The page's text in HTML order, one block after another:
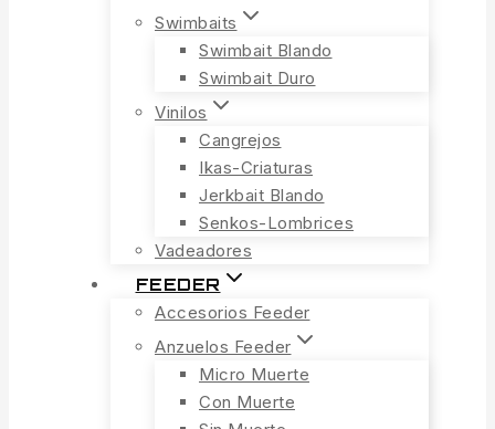
Swimbaits
Swimbait Blando
Swimbait Duro
Vinilos
Cangrejos
Ikas-Criaturas
Jerkbait Blando
Senkos-Lombrices
Vadeadores
FEEDER
Accesorios Feeder
Anzuelos Feeder
Micro Muerte
Con Muerte